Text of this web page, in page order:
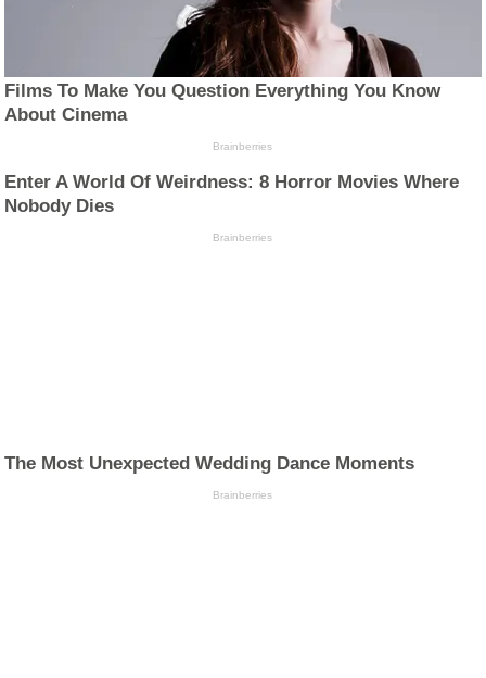
Films To Make You Question Everything You Know
About Cinema
Brainberries
Enter A World Of Weirdness: 8 Horror Movies Where
Nobody Dies
Brainberries
The Most Unexpected Wedding Dance Moments
Brainberries